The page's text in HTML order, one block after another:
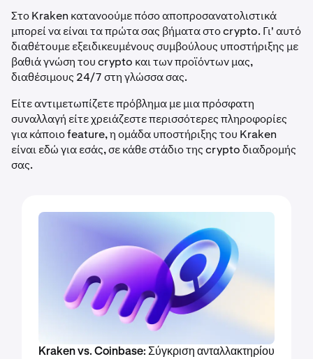
Στο Kraken κατανοούμε πόσο αποπροσανατολιστικά
μπορεί να είναι τα πρώτα σας βήματα στο crypto. Γι' αυτό
διαθέτουμε εξειδικευμένους συμβούλους υποστήριξης με
βαθιά γνώση του crypto και των προϊόντων μας,
διαθέσιμους 24/7 στη γλώσσα σας.
Είτε αντιμετωπίζετε πρόβλημα με μια πρόσφατη
συναλλαγή είτε χρειάζεστε περισσότερες πληροφορίες
για κάποιο feature, η ομάδα υποστήριξης του Kraken
είναι εδώ για εσάς, σε κάθε στάδιο της crypto διαδρομής
σας.
Kraken vs. Coinbase: Σύγκριση ανταλλακτηρίου